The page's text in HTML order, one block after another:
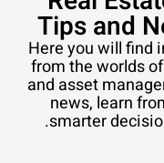
Tips and
Here you will find
from the worlds
and asset
news, learn
smarter